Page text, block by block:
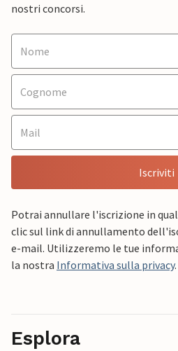
nostri concorsi.
Iscriviti
Potrai annullare l'iscrizione in
clic sul link di annullamento
e-mail. Utilizzeremo le tue
la nostra Informativa sulla privacy.
Esplora